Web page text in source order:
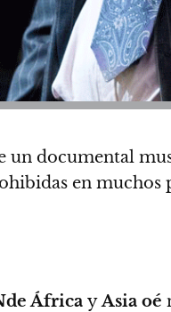
un documental
en muchos
África yAsia oé